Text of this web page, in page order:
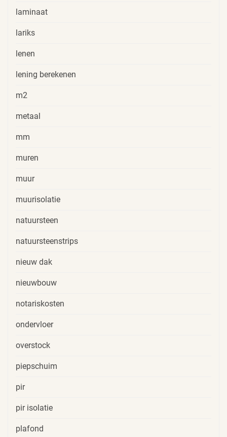
laminaat
lariks
lenen
lening berekenen
m2
metaal
mm
muren
muur
muurisolatie
natuursteen
natuursteenstrips
nieuw dak
nieuwbouw
notariskosten
ondervloer
overstock
piepschuim
pir
pir isolatie
plafond